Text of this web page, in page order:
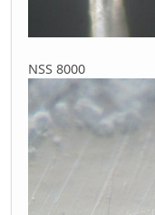
NSS 8000